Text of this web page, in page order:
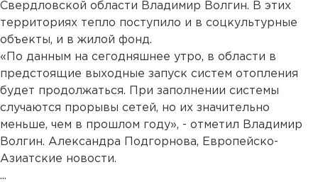
Свердловской области Владимир Волгин. В этих
территориях тепло поступило и в соцкультурные
объекты, и в жилой фонд.
«По данным на сегодняшнее утро, в области в
предстоящие выходные запуск систем отопления
будет продолжаться. При заполнении системы
случаются прорывы сетей, но их значительно
меньше, чем в прошлом году», - отметил Владимир
Волгин. Александра Подгорнова, Европейско-
Азиатские новости.
...